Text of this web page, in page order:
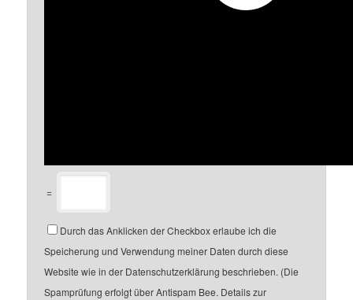
=
Durch das Anklicken der Checkbox erlaube ich die
Speicherung und Verwendung meiner Daten durch diese
Website wie in der Datenschutzerklärung beschrieben. (Die
Spamprüfung erfolgt über Antispam Bee. Details zur